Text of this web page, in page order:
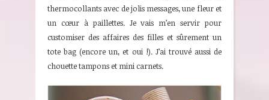
thermocollants avec de jolis messages, une fleur et
un cœur à paillettes. Je vais m’en servir pour
customiser des affaires des filles et sûrement un
tote bag (encore un, et oui !). J’ai trouvé aussi de
chouette tampons et mini carnets.